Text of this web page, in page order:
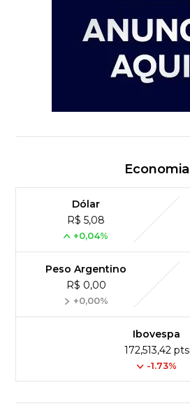
Economia
Dólar
R$ 5,08
+0,04%
Peso Argentino
R$ 0,00
+0,00%
Ibovespa
172,513,42 pts
-1.73%